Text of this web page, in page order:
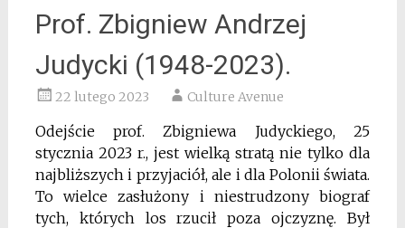
Prof. Zbigniew Andrzej
Judycki (1948-2023).
22 lutego 2023 Culture Avenue
Odejście prof. Zbigniewa Judyckiego, 25
stycznia 2023 r., jest wielką stratą nie tylko dla
najbliższych i przyjaciół, ale i dla Polonii świata.
To wielce zasłużony i niestrudzony biograf
tych, których los rzucił poza ojczyznę. Był